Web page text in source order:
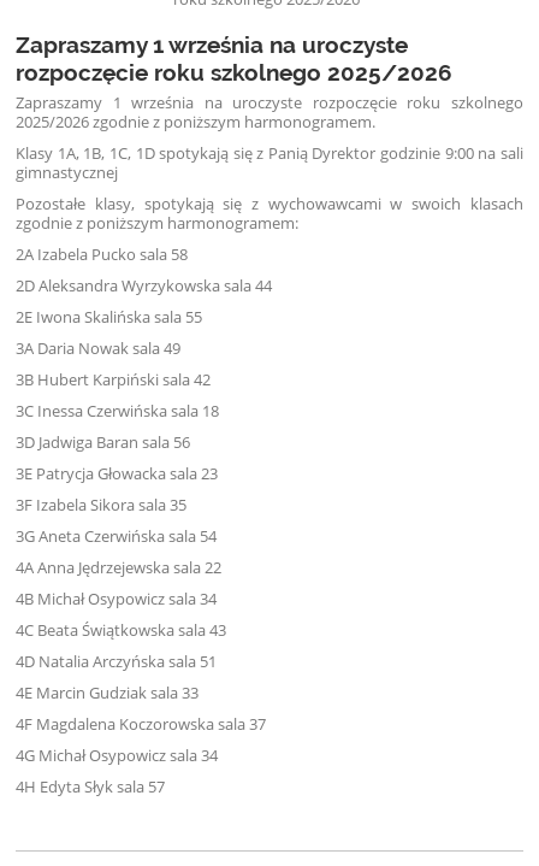
Zapraszamy 1 września na uroczyste
rozpoczęcie roku szkolnego 2025/2026
Zapraszamy 1 września na uroczyste rozpoczęcie roku szkolnego
2025/2026 zgodnie z poniższym harmonogramem.
Klasy 1A, 1B, 1C, 1D spotykają się z Panią Dyrektor godzinie 9:00 na sali
gimnastycznej
Pozostałe klasy, spotykają się z wychowawcami w swoich klasach
zgodnie z poniższym harmonogramem:
2A Izabela Pucko sala 58
2D Aleksandra Wyrzykowska sala 44
2E Iwona Skalińska sala 55
3A Daria Nowak sala 49
3B Hubert Karpiński sala 42
3C Inessa Czerwińska sala 18
3D Jadwiga Baran sala 56
3E Patrycja Głowacka sala 23
3F Izabela Sikora sala 35
3G Aneta Czerwińska sala 54
4A Anna Jędrzejewska sala 22
4B Michał Osypowicz sala 34
4C Beata Świątkowska sala 43
4D Natalia Arczyńska sala 51
4E Marcin Gudziak sala 33
4F Magdalena Koczorowska sala 37
4G Michał Osypowicz sala 34
4H Edyta Słyk sala 57